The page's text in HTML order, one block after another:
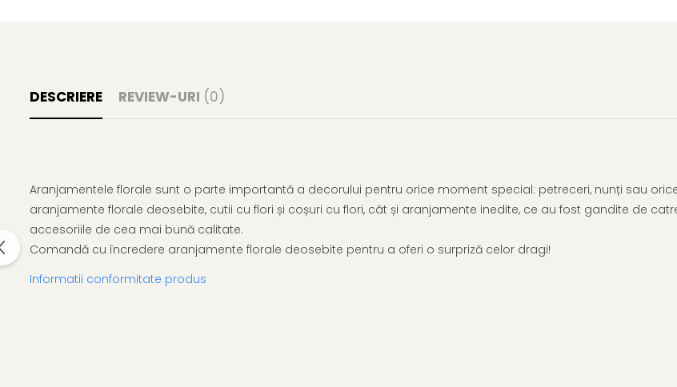
DESCRIERE REVIEW-URI (0)
Aranjamentele florale sunt o parte importantă a decorului pentru orice moment special: petreceri, nunți sau
aranjamente florale deosebite, cutii cu flori și coșuri cu flori, cât și aranjamente inedite, ce au fost gandite de
accesoriile de cea mai bună calitate.
Comandă cu încredere aranjamente florale deosebite pentru a oferi o surpriză celor dragi!
Informatii conformitate produs